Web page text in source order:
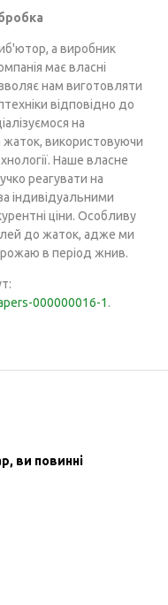
а виробник
має власні
нам виготовляти
відповідно до
на
жаток, використовуючи
Наше власне
реагувати на
індивідуальними
ціни. Особливу
до жаток, адже ми
в період жнив.
000000016-1 .
ви повинні